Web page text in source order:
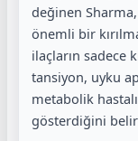
değinen
önemli bir
ilaçların sadece
tansiyon, uyku
metabolik
gösterdiğini